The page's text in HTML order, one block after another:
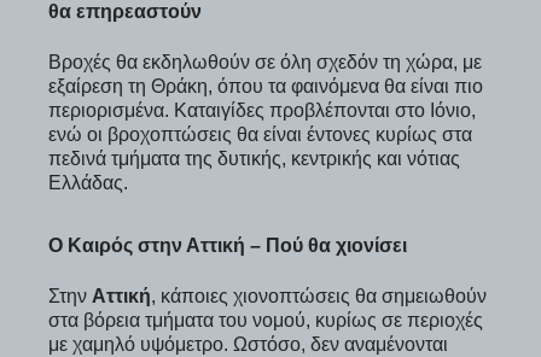
θα επηρεαστούν
Βροχές θα εκδηλωθούν σε όλη σχεδόν τη χώρα, με
εξαίρεση τη Θράκη, όπου τα φαινόμενα θα είναι πιο
περιορισμένα. Καταιγίδες προβλέπονται στο Ιόνιο,
ενώ οι βροχοπτώσεις θα είναι έντονες κυρίως στα
πεδινά τμήματα της δυτικής, κεντρικής και νότιας
Ελλάδας.
Ο Καιρός στην Αττική – Πού θα χιονίσει
Στην Αττική, κάποιες χιονοπτώσεις θα σημειωθούν
στα βόρεια τμήματα του νομού, κυρίως σε περιοχές
με χαμηλό υψόμετρο. Ωστόσο, δεν αναμένονται